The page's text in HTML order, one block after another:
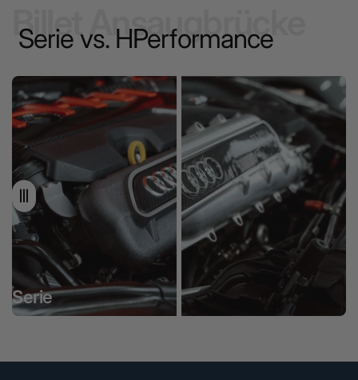
Billet Ansaugbrücke
Serie vs. HPerformance
Serie
HPerformance